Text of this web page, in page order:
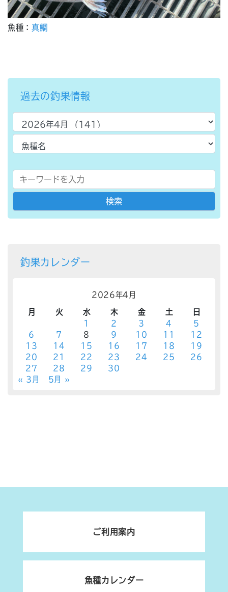
魚種： 真鯛
過去の釣果情報
釣果カレンダー
2026年4月
月 火 水 木 金 土
日
1
2 3 4
5
6
7 8 9 10 11
12
13
14 15 16 17 18
19
20
21 22 23 24 25
26
27
28 29
30
« 3月
5月 »
ご利用案内
魚種カレンダー